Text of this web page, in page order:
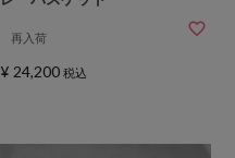
再入荷
¥ 24,200 税込